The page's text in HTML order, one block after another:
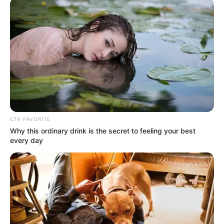
está fabricado con materiales sostenibles que los
protegen y cuentan con unrefugio para insectos
polinizadores, contribuyendo a la conservación del
medioambiente.
Ubicaciones clave en Bogotá
Las máquinas dispensadoras han sido distribuidas en
puntos estratégicosde la ciudad, incluyendo:
Sede principal del Instituto Distrital de las Artes -
Idartes
Sede principal de la Secretaría de Cultura,
Recreación y Deportes
Plaza de mercado la Concordia
Plaza la Perseverancia
Plaza Samper Mendoza
SuperCADE CAD 30
SuperCADE Américas
CADE La Gaitana
CTA FAVORITE
Why this ordinary drink is the secret to feeling your best
every day